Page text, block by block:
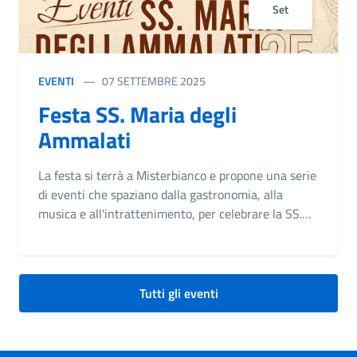
Set
EVENTI 07 SETTEMBRE 2025
Festa SS. Maria degli
Ammalati
La festa si terrà a Misterbianco e propone una serie
di eventi che spaziano dalla gastronomia, alla
musica e all'intrattenimento, per celebrare la SS.
20:00 Dove: Parco del "Campanarazzu"
Dettagli: Una serata benefica dedicata al
volontariato. Potrai degustare pane condito, vino e
stelle. La serata sarà animata dal concerto live degli
Tutti gli eventi